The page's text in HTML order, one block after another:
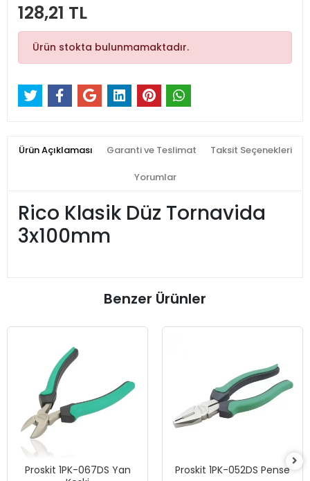
128,21 TL
Ürün stokta bulunmamaktadır.
Ürün Açıklaması Garanti ve Teslimat Taksit Seçenekleri
Yorumlar
Rico Klasik Düz Tornavida
3x100mm
Benzer Ürünler
Proskit 1PK-067DS Yan
Proskit 1PK-052DS Pense